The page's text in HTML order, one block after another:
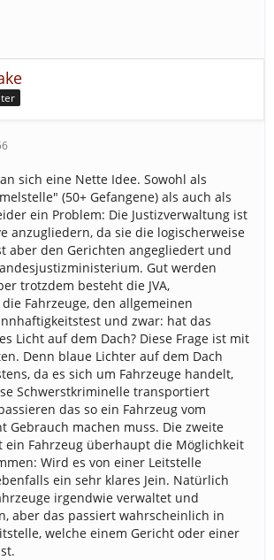
sich eine Nette Idee. Sowohl als
(50+ Gefangene) als auch als
ein Problem: Die Justizverwaltung ist
anzugliedern, da sie die logischerweise
aber den Gerichten angegliedert und
Gut werden
trotzdem besteht die JVA,
Fahrzeuge, den allgemeinen
und zwar: hat das
Licht auf dem Dach? Diese Frage ist mit
Denn blaue Lichter auf dem Dach
da es sich um Fahrzeuge handelt,
Schwerstkriminelle transportiert
das so ein Fahrzeug vom
Gebrauch machen muss. Die zweite
ein Fahrzeug überhaupt die Möglichkeit
Wird es von einer Leitstelle
ein sehr klares Jein. Natürlich
irgendwie verwaltet und
aber das passiert wahrscheinlich in
welche einem Gericht oder einer